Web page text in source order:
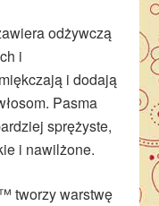
odżywczą
i
i dodają
Pasma
sprężyste,
i nawilżone.
tworzy warstwę